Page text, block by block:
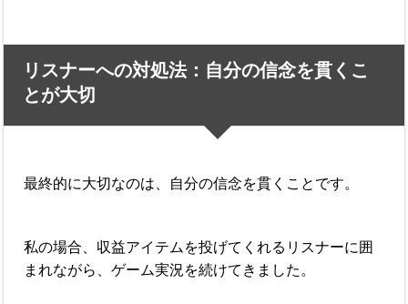
リスナーへの対処法：自分の信念を貫くこ
とが大切
最終的に大切なのは、自分の信念を貫くことです。
私の場合、収益アイテムを投げてくれるリスナーに囲
まれながら、ゲーム実況を続けてきました。